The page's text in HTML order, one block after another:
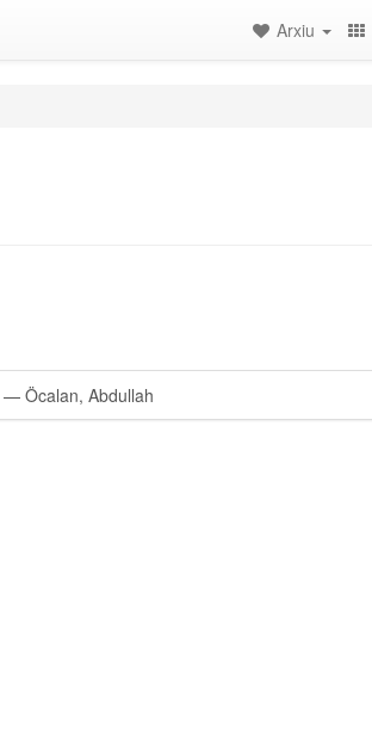
Arxiu
— Öcalan, Abdullah